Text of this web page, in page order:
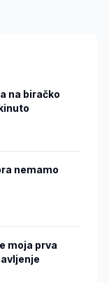
na biračko
nemamo